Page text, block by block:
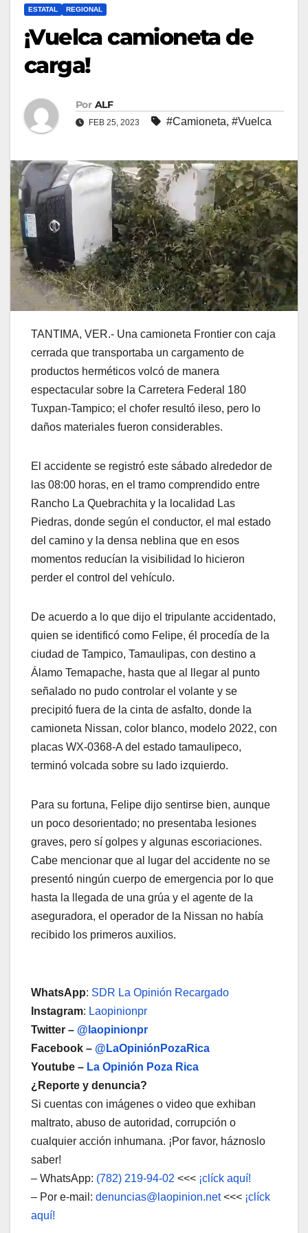
ESTATAL REGIONAL
¡Vuelca camioneta de
carga!
Por ALF
FEB 25, 2023 #Camioneta, #Vuelca
TANTIMA, VER.- Una camioneta Frontier con caja
cerrada que transportaba un cargamento de
productos herméticos volcó de manera
espectacular sobre la Carretera Federal 180
Tuxpan-Tampico; el chofer resultó ileso, pero lo
daños materiales fueron considerables.
El accidente se registró este sábado alrededor de
las 08:00 horas, en el tramo comprendido entre
Rancho La Quebrachita y la localidad Las
Piedras, donde según el conductor, el mal estado
del camino y la densa neblina que en esos
momentos reducían la visibilidad lo hicieron
perder el control del vehículo.
De acuerdo a lo que dijo el tripulante accidentado,
quien se identificó como Felipe, él procedía de la
ciudad de Tampico, Tamaulipas, con destino a
Álamo Temapache, hasta que al llegar al punto
señalado no pudo controlar el volante y se
precipitó fuera de la cinta de asfalto, donde la
camioneta Nissan, color blanco, modelo 2022, con
placas WX-0368-A del estado tamaulipeco,
terminó volcada sobre su lado izquierdo.
Para su fortuna, Felipe dijo sentirse bien, aunque
un poco desorientado; no presentaba lesiones
graves, pero sí golpes y algunas escoriaciones.
Cabe mencionar que al lugar del accidente no se
presentó ningún cuerpo de emergencia por lo que
hasta la llegada de una grúa y el agente de la
aseguradora, el operador de la Nissan no había
recibido los primeros auxilios.
WhatsApp: SDR La Opinión Recargado
Instagram: Laopinionpr
Twitter – @laopinionpr
Facebook – @LaOpiniónPozaRica
Youtube – La Opinión Poza Rica
¿Reporte y denuncia?
Si cuentas con imágenes o video que exhiban
maltrato, abuso de autoridad, corrupción o
cualquier acción inhumana. ¡Por favor, háznoslo
saber!
– WhatsApp: (782) 219-94-02 <<< ¡clíck aquí!
– Por e-mail: denuncias@laopinion.net<<< ¡clíck
aquí!